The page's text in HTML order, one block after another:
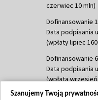
czerwiec 10 mln)
Dofinansowanie
Data podpisania
(wpłaty lipiec
Dofinansowanie
Data podpisania
(wpłata
Dofinansowanie
Szanujemy Twoją